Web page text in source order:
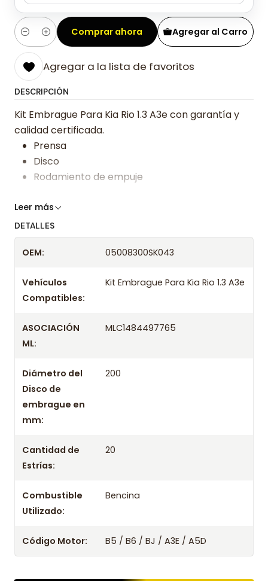
Cantidad
Agregar al Carro
Comprar ahora
Agregar a la lista de favoritos
DESCRIPCIÓN
Kit Embrague Para Kia Rio 1.3 A3e con garantía y
calidad certificada.
Prensa
Disco
Rodamiento de empuje
Somos especialistas en embragues desde 2019,
tienda previo correo de confirmación.
Leer más
DETALLES
OEM: 05008300SK043
Vehículos
Compatibles:
Kit Embrague Para Kia Rio 1.3 A3e
ASOCIACIÓN
ML:
MLC1484497765
Diámetro del
Disco de
embrague en
mm:
200
Cantidad de
Estrías:
20
Combustible
Utilizado:
Bencina
Código Motor: B5 / B6 / BJ / A3E / A5D